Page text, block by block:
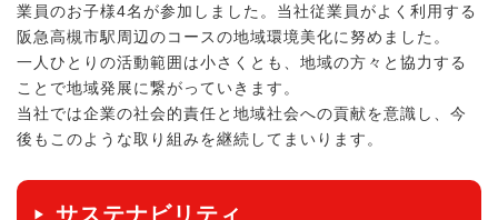
業員のお子様4名が参加しました。当社従業員がよく利用する
阪急高槻市駅周辺のコースの地域環境美化に努めました。
一人ひとりの活動範囲は小さくとも、地域の方々と協力する
ことで地域発展に繋がっていきます。
当社では企業の社会的責任と地域社会への貢献を意識し、今
後もこのような取り組みを継続してまいります。
サステナビリティ